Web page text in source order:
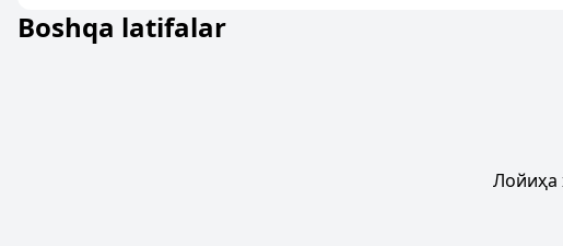
Boshqa latifalar
Лойиҳа